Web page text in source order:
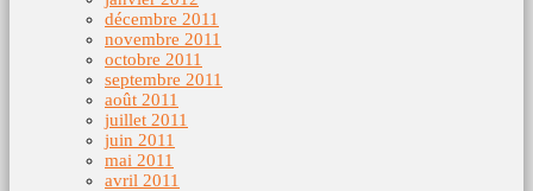
décembre 2011
novembre 2011
octobre 2011
septembre 2011
août 2011
juillet 2011
juin 2011
mai 2011
avril 2011